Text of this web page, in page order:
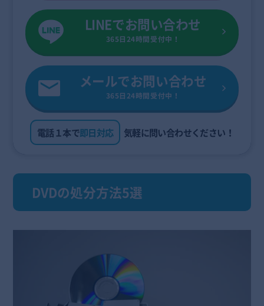
LINEでお問い合わせ
365日24時間受付中！
メールでお問い合わせ
365日24時間受付中！
電話１本で即日対応 気軽に問い合わせください！
DVDの処分方法5選